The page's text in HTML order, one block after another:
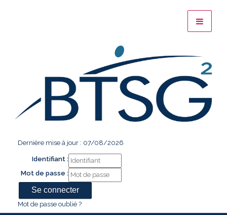
Dernière mise à jour : 07/08/2026
Identifiant :
Mot de passe :
Mot de passe oublié ?